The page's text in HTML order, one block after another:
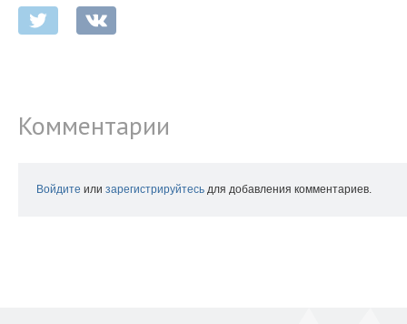
Комментарии
Войдите или зарегистрируйтесь для добавления комментариев.